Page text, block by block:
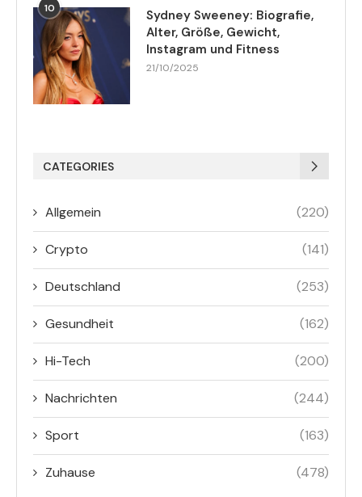
10
Sydney Sweeney: Biografie,
Alter, Größe, Gewicht,
Instagram und Fitness
21/10/2025
CATEGORIES
Allgemein (220)
Crypto (141)
Deutschland (253)
Gesundheit (162)
Hi-Tech (200)
Nachrichten (244)
Sport (163)
Zuhause (478)